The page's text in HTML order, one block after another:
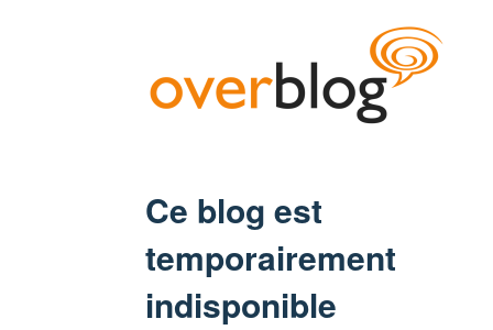
Ce blog est
temporairement
indisponible